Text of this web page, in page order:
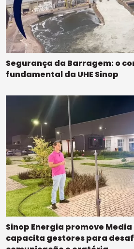
Segurança da Barragem: o
fundamental da UHE Sinop
Sinop Energia promove
capacita gestores para